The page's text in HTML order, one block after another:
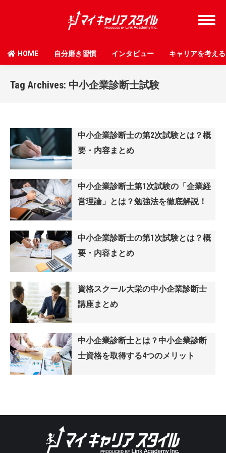
HOME 自分磨き習慣 インタビュー キャリアを考える
Tag Archives: 中小企業診断士試験
中小企業診断士の第2次試験とは？概
要・内容まとめ
中小企業診断士第1次試験の「企業経
営理論」とは？勉強法を徹底解説！
中小企業診断士の第1次試験とは？概
要・内容まとめ
資格スクール大栄の中小企業診断士
講座まとめ
中小企業診断士とは？中小企業診断
士資格を取得する4つのメリット